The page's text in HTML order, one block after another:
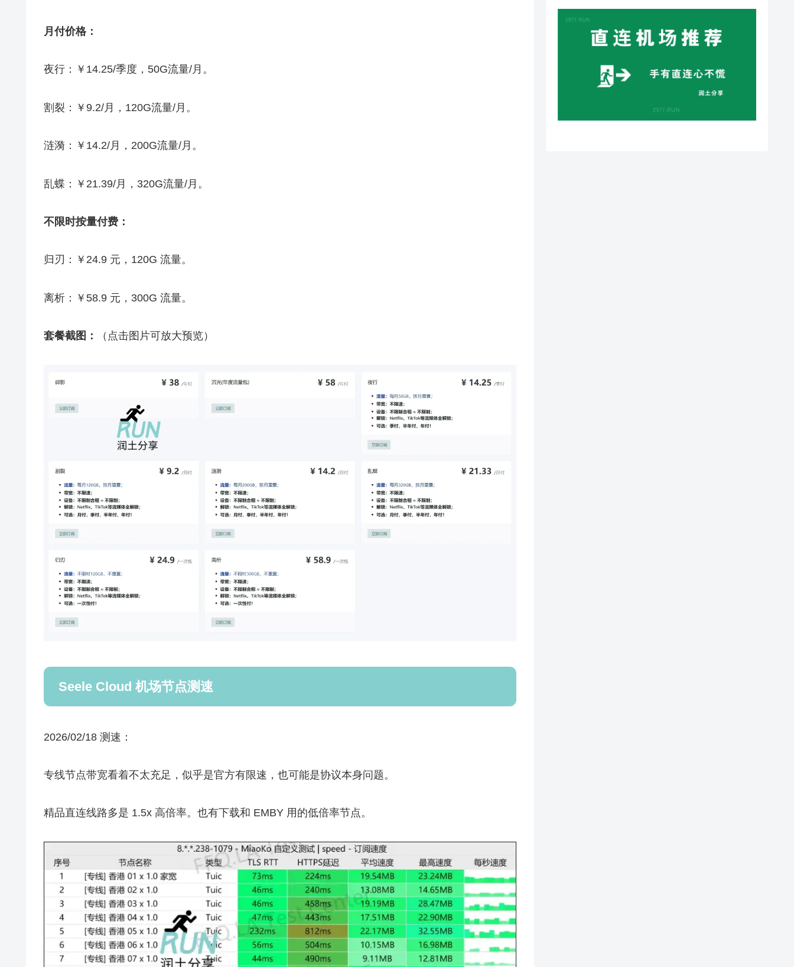
月付价格：
夜行：￥14.25/季度，50G流量/月。
割裂：￥9.2/月，120G流量/月。
涟漪：￥14.2/月，200G流量/月。
乱蝶：￥21.39/月，320G流量/月。
不限时按量付费：
归刃：￥24.9 元，120G 流量。
离析：￥58.9 元，300G 流量。
套餐截图： （点击图片可放大预览）
Seele Cloud 机场节点测速
2026/02/18 测速：
专线节点带宽看着不太充足，似乎是官方有限速，也可能是协议本身问题。
精品直连线路多是 1.5x 高倍率。也有下载和 EMBY 用的低倍率节点。